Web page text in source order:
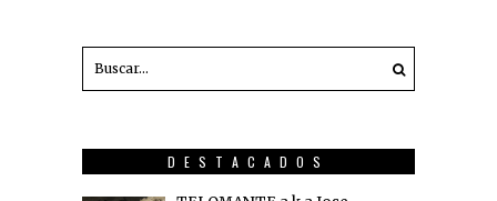
DESTACADOS